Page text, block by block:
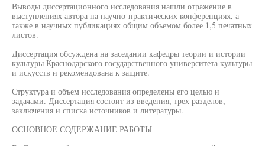
Выводы диссертационного исследования нашли отражение в
выступлениях автора на научно-практических конференциях, а
также в научных публикациях общим объемом более 1,5 печатных
листов.
Диссертация обсуждена на заседании кафедры теории и истории
культуры Краснодарского государственного университета культуры
и искусств и рекомендована к защите.
Структура и объем исследования определены его целью и
задачами. Диссертация состоит из введения, трех разделов,
заключения и списка источников и литературы.
ОСНОВНОЕ СОДЕРЖАНИЕ РАБОТЫ